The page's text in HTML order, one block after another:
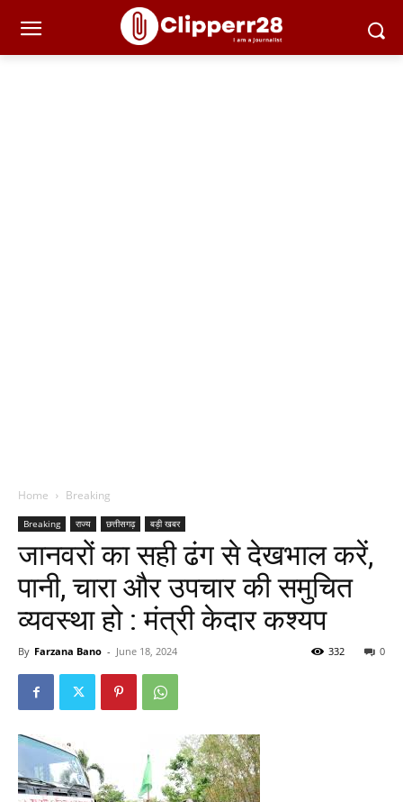
Home Breaking
Breaking राज्य छत्तीसगढ़ बड़ी खबर
जानवरों का सही ढंग से देखभाल करें,
पानी, चारा और उपचार की समुचित
व्यवस्था हो : मंत्री केदार कश्यप
By Farzana Bano - June 18, 2024 0
332